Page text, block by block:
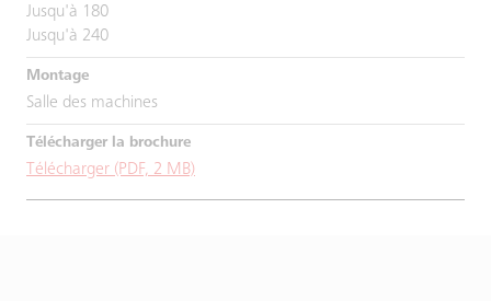
Jusqu'à 180
Jusqu'à 240
Salle des machines
Télécharger (PDF, 2 MB)